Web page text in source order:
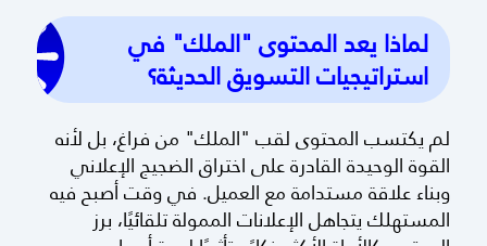
لماذا يعد المحتوى "الملك" في
استراتيجيات التسويق الحديثة؟
لم يكتسب المحتوى لقب "الملك" من فراغ، بل لأنه
القوة الوحيدة القادرة على اختراق الضجيج الإعلاني
وبناء علاقة مستدامة مع العميل. في وقت أصبح فيه
المستهلك يتجاهل الإعلانات الممولة تلقائيًا، برز